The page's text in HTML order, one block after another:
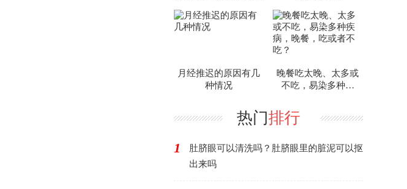
书
月经推迟的原因有几
种情况
晚餐吃太晚、太多或
不吃，易染多种疾
热门排行
1
肚脐眼可以清洗吗？肚脐眼里的脏泥可以抠
出来吗